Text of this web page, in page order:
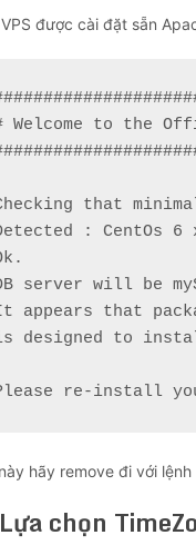
được cài đặt sẵn
Welcome to the
that
: CentOs 6
server will be
appears that
designed to
re-install
hãy remove đi với lệnh
chọn